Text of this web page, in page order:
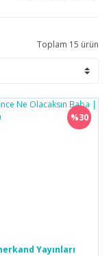
Toplam 15 ürün
%30
Yayınları